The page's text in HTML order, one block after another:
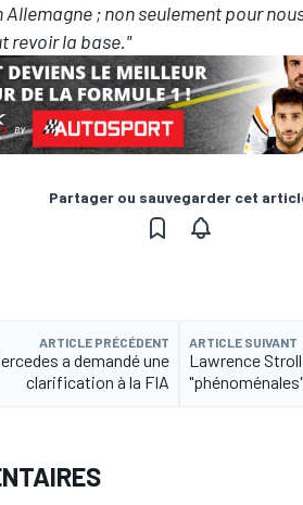
Allemagne ; non seulement pour
revoir la base."
Partager ou sauvegarder cet
ARTICLE PRÉCÉDENT
a demandé une
clarification à la FIA
ARTICLE SUIVANT
Lawrence
"phénoménales"